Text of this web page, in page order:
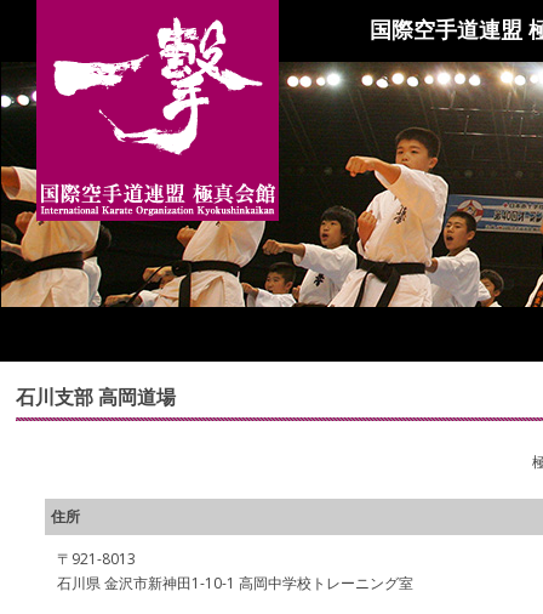
国際空手道連盟
石川支部 高岡道場
住所
〒921-8013
石川県 金沢市新神田1-10-1 高岡中学校トレーニング室